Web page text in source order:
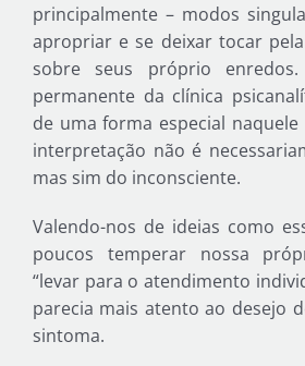
principalmente – modos
apropriar e se deixar tocar
sobre seus próprio
permanente da clínica
de uma forma especial
interpretação não é
mas sim do inconsciente.
Valendo-nos de ideias como
poucos temperar nossa
“levar para o atendimento
parecia mais atento ao desejo
sintoma.